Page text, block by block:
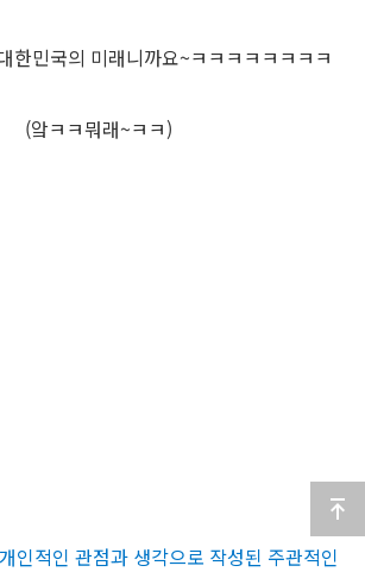
한민국의 미래니까요~ㅋㅋㅋㅋㅋㅋㅋㅋ
(앜ㅋㅋ뭐래~ㅋㅋ)
인적인 관점과 생각으로 작성된 주관적인